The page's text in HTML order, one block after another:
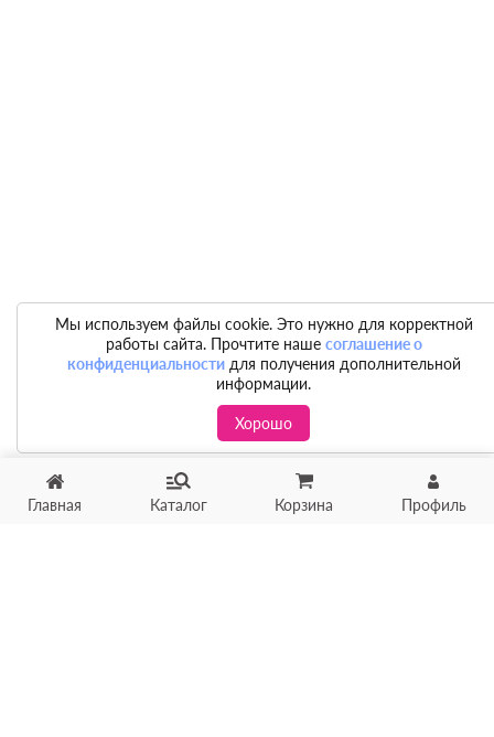
Главная Каталог Корзина Профиль
Мы используем файлы cookie. Это нужно для корректной
работы сайта. Прочтите наше соглашение о
конфиденциальностидля получения дополнительной
информации.
Хорошо